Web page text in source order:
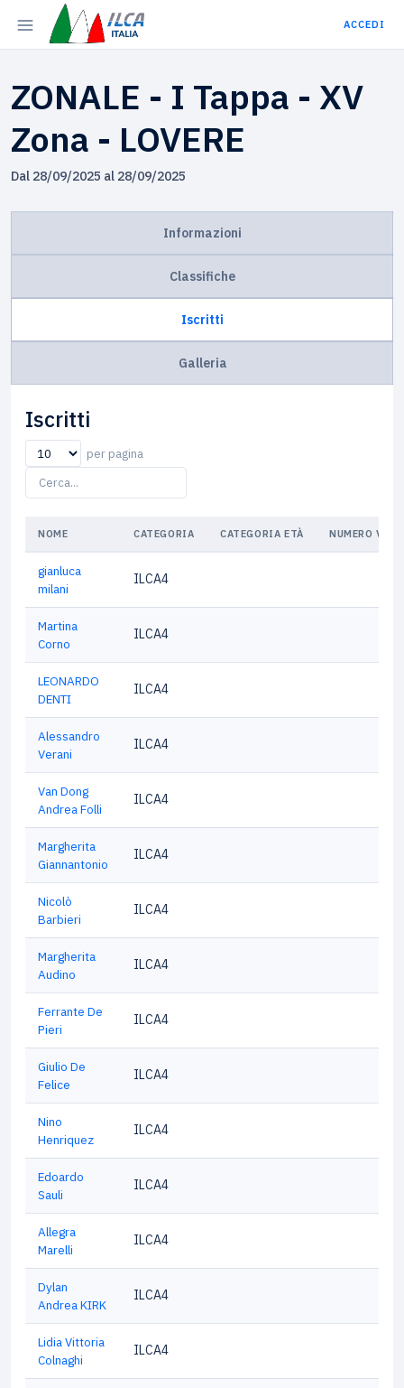
ACCEDI
ZONALE - I Tappa - XV
Zona - LOVERE
Dal 28/09/2025 al 28/09/2025
Informazioni
Classifiche
Iscritti
Galleria
Iscritti
per pagina
NOME CATEGORIA CATEGORIA ETÀ NUMERO
gianluca
milani
ILCA4
Martina
Corno
ILCA4
LEONARDO
DENTI
ILCA4
Alessandro
Verani
ILCA4
Van Dong
Andrea Folli
ILCA4
Margherita
Giannantonio
ILCA4
Nicolò
Barbieri
ILCA4
Margherita
Audino
ILCA4
Ferrante De
Pieri
ILCA4
Giulio De
Felice
ILCA4
Nino
Henriquez
ILCA4
Edoardo
Sauli
ILCA4
Allegra
Marelli
ILCA4
Dylan
Andrea KIRK
ILCA4
Lidia Vittoria
Colnaghi
ILCA4